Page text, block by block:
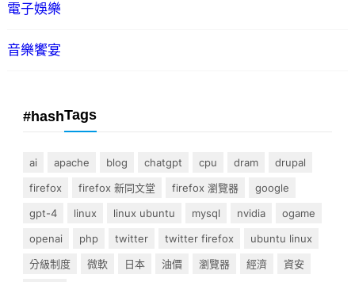
電子娛樂
音樂饗宴
#hashTags
ai apache blog chatgpt cpu dram
drupal
firefox
firefox 新同文堂 firefox 瀏覽器
google
gpt-4
linux linux ubuntu mysql nvidia
ogame
openai
php twitter twitter firefox
ubuntu linux
分級制度
微軟 日本 油價 瀏覽器 經濟
資安